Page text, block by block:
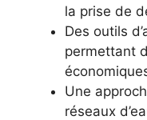
la prise de
Des outils
permettant
Une
réseaux